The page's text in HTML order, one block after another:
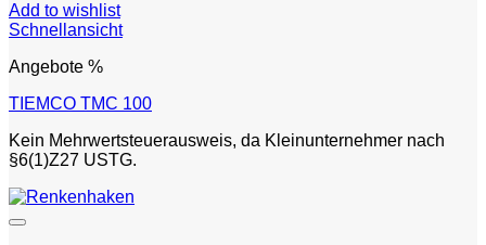
Add to wishlist
Schnellansicht
Angebote %
TIEMCO TMC 100
Kein Mehrwertsteuerausweis, da Kleinunternehmer nach
§6(1)Z27 USTG.